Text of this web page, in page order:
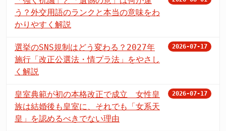
う？外交用語のランクと本当の意味をわ
かりやすく解説
選挙のSNS規制はどう変わる？2027年
施行「改正公選法・情プラ法」をやさし
く解説
2026-07-17
皇室典範が初の本格改正で成立 女性皇
族は結婚後も皇室に、それでも「女系天
皇」を認めるべきでない理由
2026-07-17